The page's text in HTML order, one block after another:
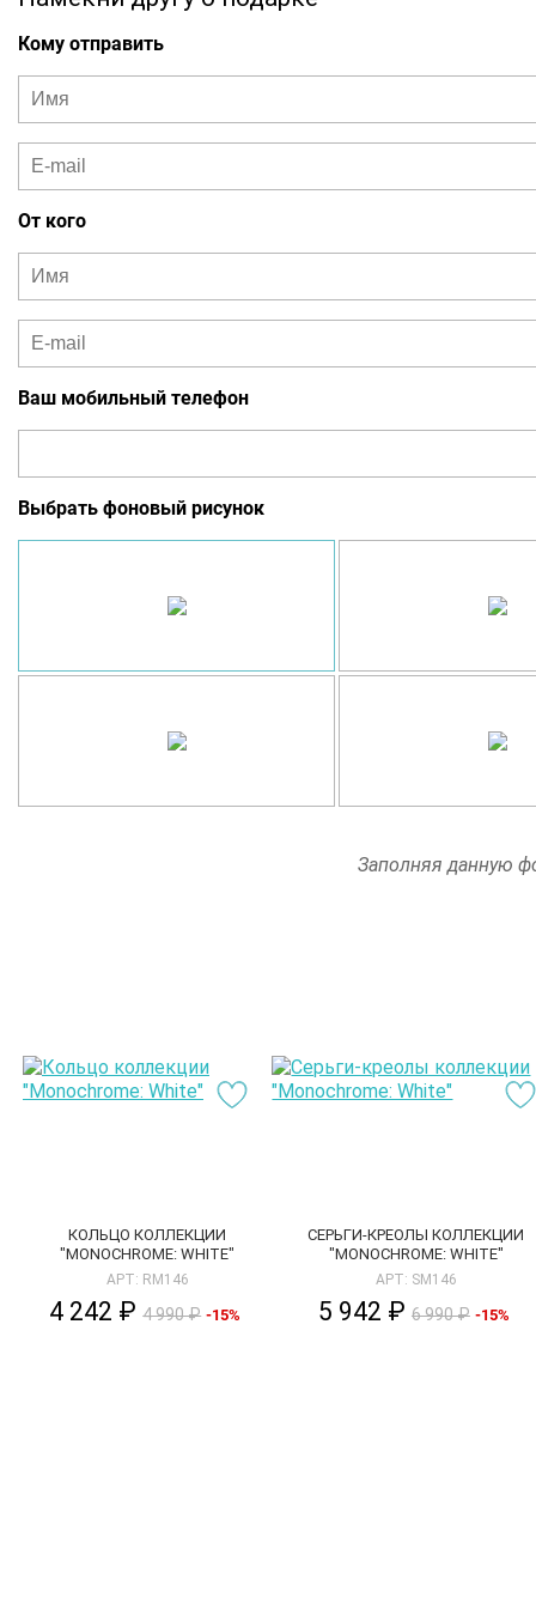
Кому отправить
От кого
Ваш мобильный телефон
Выбрать фоновый рисунок
Заполняя данную
КОЛЬЦО КОЛЛЕКЦИИ
"MONOCHROME: WHITE"
АРТ: RM146
4 242 ₽ 4 990 ₽ -15%
СЕРЬГИ-КРЕОЛЫ КОЛЛЕКЦИИ
"MONOCHROME: WHITE"
АРТ: SM146
5 942 ₽ 6 990 ₽ -15%